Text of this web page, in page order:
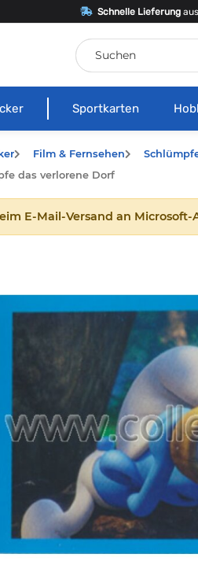
Schnelle Lieferung
Sportkarten
Film & Fernsehen
das verlorene Dorf
E-Mail-Versand an Microsoft-